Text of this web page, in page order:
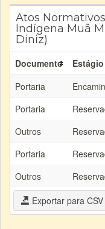
Atos
Indígena Muã
Diniz)
Documento Estágio
Portaria
Portaria
Outros
Portaria
Outros
Exportar para CSV